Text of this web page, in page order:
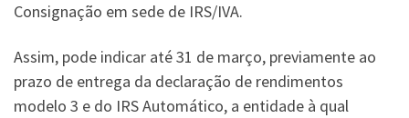
Consignação em sede de IRS/IVA.
Assim, pode indicar até 31 de março, previamente ao
prazo de entrega da declaração de rendimentos
modelo 3 e do IRS Automático, a entidade à qual